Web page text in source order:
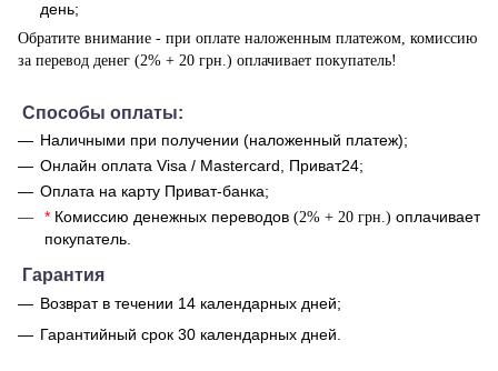
день;
Обратите внимание - при оплате наложенным платежом, комиссию
за перевод денег (2% + 20 грн.) оплачивает покупатель!
Способы оплаты:
Наличными при получении (наложенный платеж);
Онлайн оплата Visa / Mastercard, Приват24;
Оплата на карту Приват-банка;
* Комиссию денежных переводов (2% + 20 грн.) оплачивает
покупатель.
Гарантия
Возврат в течении 14 календарных дней;
Гарантийный срок 30 календарных дней.